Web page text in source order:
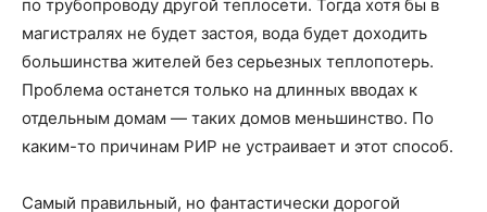
по трубопроводу другой теплосети. Тогда хотя бы в
магистралях не будет застоя, вода будет доходить
большинства жителей без серьезных теплопотерь.
Проблема останется только на длинных вводах к
отдельным домам — таких домов меньшинство. По
каким-то причинам РИР не устраивает и этот способ.
Самый правильный, но фантастически дорогой